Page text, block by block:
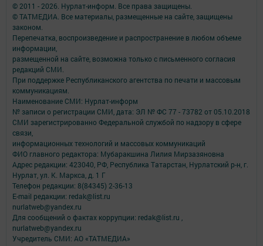
© 2011 - 2026. Нурлат-⁠информ. Все права защищены.
© ТАТМЕДИА. Все материалы, размещенные на сайте, защищены
законом.
Перепечатка, воспроизведение и распространение в любом объеме
информации,
размещенной на сайте, возможна только с письменного согласия
редакций СМИ.
При поддержке Республиканского агентства по печати и массовым
коммуникациям.
Наименование СМИ: Нурлат-⁠информ
№ записи о регистрации СМИ, дата: ЭЛ № ФС 77 -⁠ 73782 от 05.10.2018
СМИ зарегистрированно Федеральной службой по надзору в сфере
связи,
информационных технологий и массовых коммуникаций
ФИО главного редактора: Мубаракшина Лилия Мирзазяновна
Адрес редакции: 423040, РФ, Республика Татарстан, Нурлатский р-н, г.
Нурлат, ул. К. Маркса, д. 1 Г
Телефон редакции: 8(84345) 2-36-13
E-mail редакции: redak@list.ru
nurlatweb@yandex.ru
Для сообщений о фактах коррупции: redak@list.ru ,
nurlatweb@yandex.ru
Учредитель СМИ: АО «ТАТМЕДИА»